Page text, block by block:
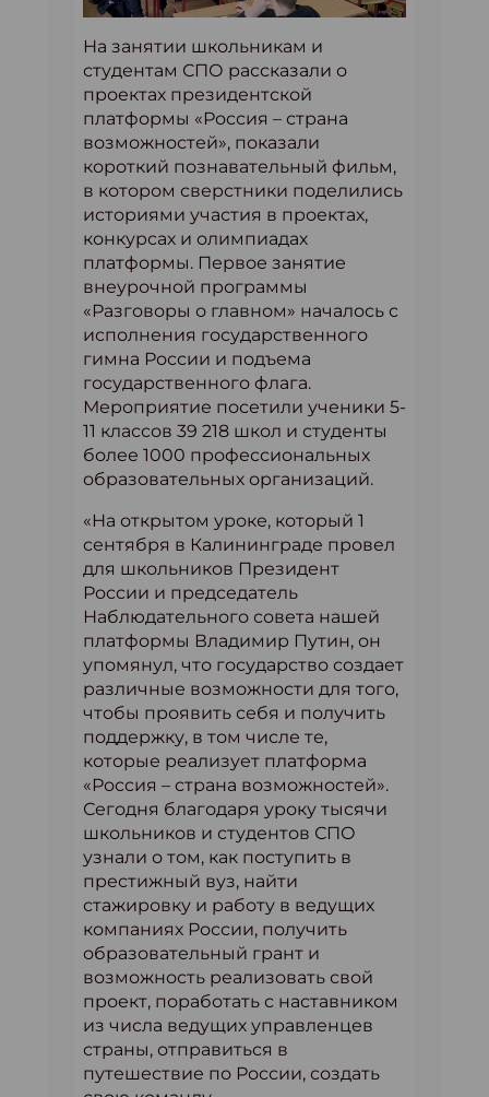
На занятии школьникам и
студентам СПО рассказали о
проектах президентской
платформы «Россия – страна
возможностей», показали
короткий познавательный фильм,
в котором сверстники поделились
историями участия в проектах,
конкурсах и олимпиадах
платформы. Первое занятие
внеурочной программы
«Разговоры о главном» началось с
исполнения государственного
гимна России и подъема
государственного флага.
Мероприятие посетили ученики 5-
11 классов 39 218 школ и студенты
более 1000 профессиональных
образовательных организаций.
«На открытом уроке, который 1
сентября в Калининграде провел
для школьников Президент
России и председатель
Наблюдательного совета нашей
платформы Владимир Путин, он
упомянул, что государство создает
различные возможности для того,
чтобы проявить себя и получить
поддержку, в том числе те,
которые реализует платформа
«Россия – страна возможностей».
Сегодня благодаря уроку тысячи
школьников и студентов СПО
узнали о том, как поступить в
престижный вуз, найти
стажировку и работу в ведущих
компаниях России, получить
образовательный грант и
возможность реализовать свой
проект, поработать с наставником
из числа ведущих управленцев
страны, отправиться в
путешествие по России, создать